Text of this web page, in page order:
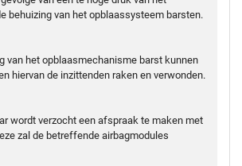
behuizing van het opblaassysteem barsten.
van het opblaasmechanisme barst kunnen
hiervan de inzittenden raken en verwonden.
wordt verzocht een afspraak te maken met
zal de betreffende airbagmodules